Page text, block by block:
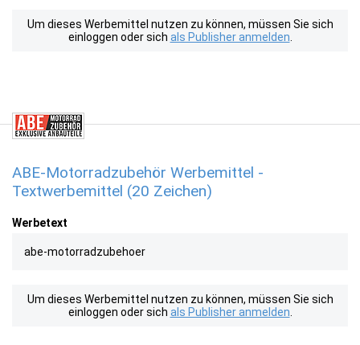
Um dieses Werbemittel nutzen zu können, müssen Sie sich
einloggen oder sich als Publisher anmelden
ABE-Motorradzubehör Werbemittel -
Textwerbemittel (20 Zeichen)
Werbetext
abe-motorradzubehoer
Um dieses Werbemittel nutzen zu können, müssen Sie sich
einloggen oder sich als Publisher anmelden